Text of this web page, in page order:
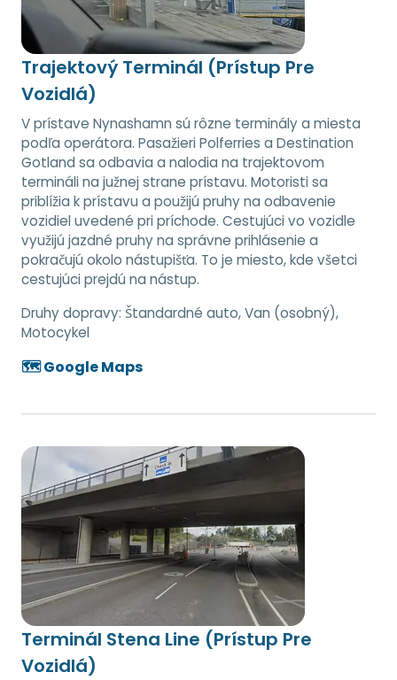
Trajektový Terminál (Prístup Pre
Vozidlá)
V prístave Nynashamn sú rôzne terminály a miesta
podľa operátora. Pasažieri Polferries a Destination
Gotland sa odbavia a nalodia na trajektovom
termináli na južnej strane prístavu. Motoristi sa
priblížia k prístavu a použijú pruhy na odbavenie
vozidiel uvedené pri príchode. Cestujúci vo vozidle
využijú jazdné pruhy na správne prihlásenie a
pokračujú okolo nástupišťa. To je miesto, kde všetci
cestujúci prejdú na nástup.
Druhy dopravy: Štandardné auto, Van (osobný),
Motocykel
🗺️ Google Maps
Terminál Stena Line (Prístup Pre
Vozidlá)